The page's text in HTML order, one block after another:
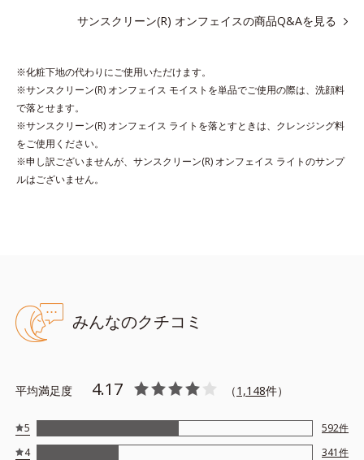
*2 空気中のちり・ほこり
アレルギーテスト済＝全ての方にアレルギーが起こらないということで
はありません。
ノンコメドジェニックテスト済＝すべての人にコメド（ニキビのもと）
ができないというわけではありません。
ベタつかず、ふんわり美肌に整えます。
※手のひらに適量（小豆1〜2粒程度）を取り、顔全体に少量ずつ
※単品でご使用の際は、洗顔料で落とせます。
●無油分、無香料 ●バリアベールプロテクター*1配合＝耐水効果のあ
サンスクリーン(R) オンフェイスの商品Q&Aを見る
※化粧下地の代わりにご使用いただけます。
※サンスクリーン(R) オンフェイス モイストを単品でご使用の際は、洗顔料
で落とせます。
※サンスクリーン(R) オンフェイス ライトを落とすときは、クレンジング料
をご使用ください。
※申し訳ございませんが、サンスクリーン(R) オンフェイス ライトのサンプ
ルはございません。
みんなのクチコミ
平均満足度 4.17 （1,148件）
5 592件
4
341件